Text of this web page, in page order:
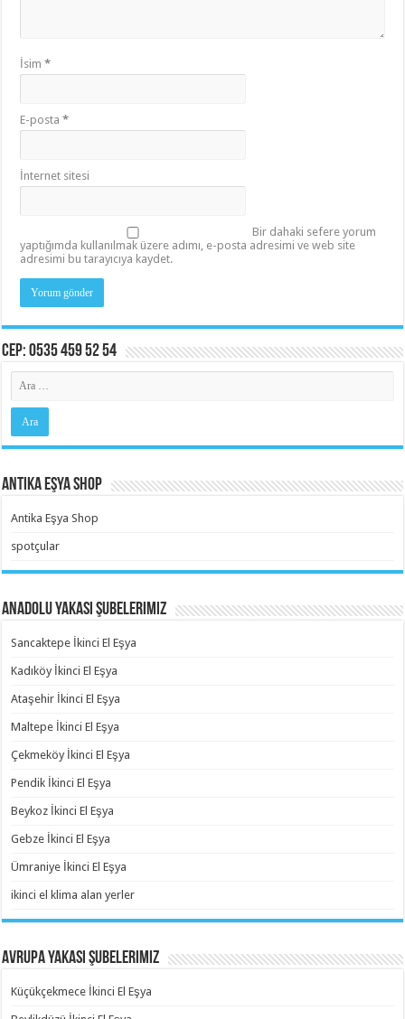
İsim*
E-posta*
İnternet sitesi
Bir dahaki sefere yorum
yaptığımda kullanılmak üzere adımı, e-posta adresimi ve web site
adresimi bu tarayıcıya kaydet.
Cep: 0535 459 52 54
Antika Eşya Shop
Antika Eşya Shop
spotçular
Anadolu Yakası Şubelerimiz
Sancaktepe İkinci El Eşya
Kadıköy İkinci El Eşya
Ataşehir İkinci El Eşya
Maltepe İkinci El Eşya
Çekmeköy İkinci El Eşya
Pendik İkinci El Eşya
Beykoz İkinci El Eşya
Gebze İkinci El Eşya
Ümraniye İkinci El Eşya
ikinci el klima alan yerler
Avrupa Yakası Şubelerimiz
Küçükçekmece İkinci El Eşya